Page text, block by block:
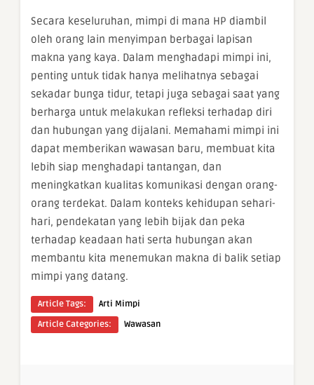
Secara keseluruhan, mimpi di mana HP diambil
oleh orang lain menyimpan berbagai lapisan
makna yang kaya. Dalam menghadapi mimpi ini,
penting untuk tidak hanya melihatnya sebagai
sekadar bunga tidur, tetapi juga sebagai saat yang
berharga untuk melakukan refleksi terhadap diri
dan hubungan yang dijalani. Memahami mimpi ini
dapat memberikan wawasan baru, membuat kita
lebih siap menghadapi tantangan, dan
meningkatkan kualitas komunikasi dengan orang-
orang terdekat. Dalam konteks kehidupan sehari-
hari, pendekatan yang lebih bijak dan peka
terhadap keadaan hati serta hubungan akan
membantu kita menemukan makna di balik setiap
mimpi yang datang.
Article Tags:
Arti Mimpi
Article Categories:
Wawasan